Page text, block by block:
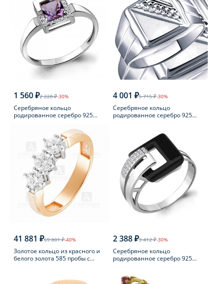
1 560 ₽2 228 ₽-30%
Серебряное кольцо
родированное серебро 925
4 001 ₽5 715 ₽-30%
Серебряное кольцо
родированное серебро 925
41 881 ₽69 801 ₽-40%
Золотое кольцо из красного и
белого золота 585 пробы с
2 388 ₽3 412 ₽-30%
Серебряное кольцо
родированное серебро 925